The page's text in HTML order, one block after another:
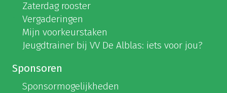
Zaterdag rooster
Vergaderingen
Mijn voorkeurstaken
Jeugdtrainer bij VV De Alblas: iets voor jou?
Sponsoren
Sponsormogelijkheden